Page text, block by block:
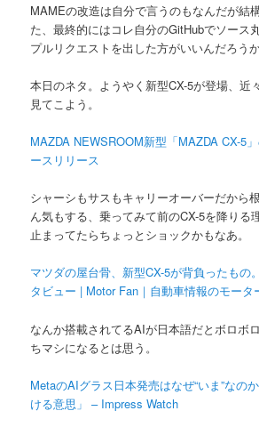
MAMEの改造は自分で言うのもなんだが結
た、最終的にはコレ自分のGitHubでソース
プルリクエストを出した方がいいんだろう
本日のネタ。ようやく新型CX-5が登場、近
見てこよう。
MAZDA NEWSROOM新型「MAZDA CX-5
ースリリース
シャーシもサスもキャリーオーバーだから
ん気もする、乗ってみて前のCX-5を降りる
止まってたらちょっとショックかもなあ。
マツダの屋台骨、新型CX-5が背負ったもの
タビュー | Motor Fan｜自動車情報のモータ
なんか搭載されてるAIが日本語だとボロボ
ちマシになるとは思う。
MetaのAIグラス日本発売はなぜ“いま”なの
ける意思」 – Impress Watch